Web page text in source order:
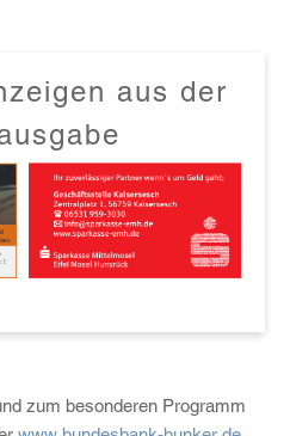
aus der
zum besonderen Programm